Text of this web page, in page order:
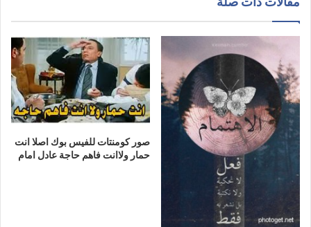
صور كومنتات للفيس بوك اصلا انت
حمار ولاانت فاهم حاجة عادل امام